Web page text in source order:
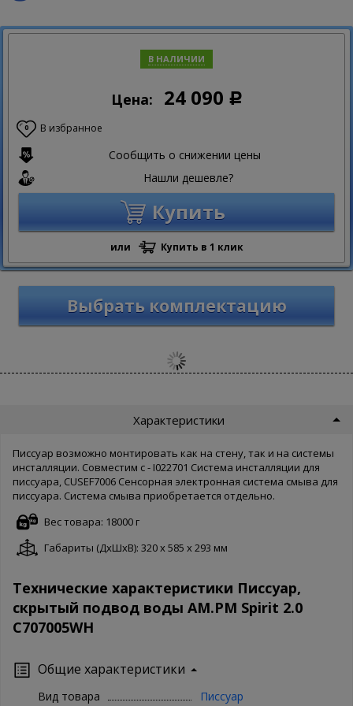
В НАЛИЧИИ
Цена: 24 090 Р
0 В избранное
Сообщить о снижении цены
Нашли дешевле?
Купить
или Купить в 1 клик
Выбрать комплектацию
Характеристики
Писсуар возможно монтировать как на стену, так и на системы
инсталляции. Совместим с - I022701 Система инсталляции для
писсуара, CUSEF7006 Сенсорная электронная система смыва для
писсуара. Система смыва приобретается отдельно.
Вес товара: 18000 г
Габариты (ДxШxВ): 320 x 585 x 293 мм
Технические характеристики Писсуар,
скрытый подвод воды AM.PM Spirit 2.0
C707005WH
Общие характеристики
Вид товара Писсуар